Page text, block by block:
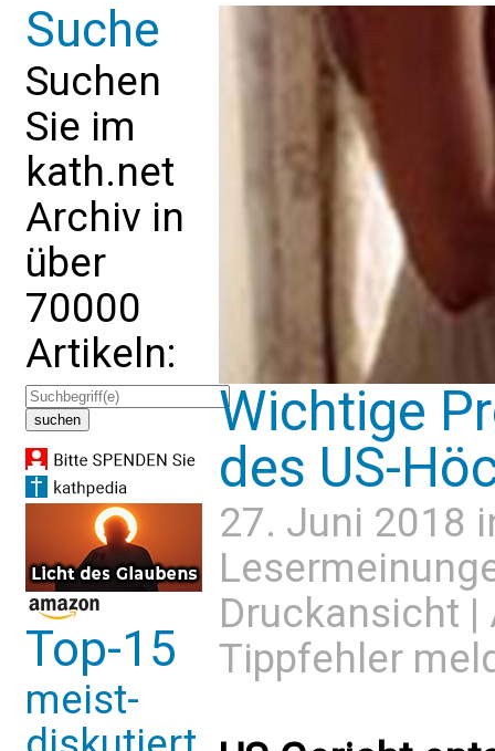
Suche
Suchen
Sie im
kath.net
Archiv in
über
70000
Artikeln:
Top-15
meist-
Wichtige
des US-
27. Juni 2018
Druckansicht |
Tippfehler